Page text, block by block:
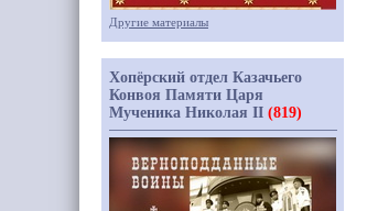
Другие материалы
Хопёрский отдел Казачьего
Конвоя Памяти Царя
Мученика Николая II (819)